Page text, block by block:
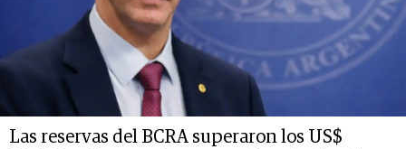
Las reservas del BCRA superaron los US$